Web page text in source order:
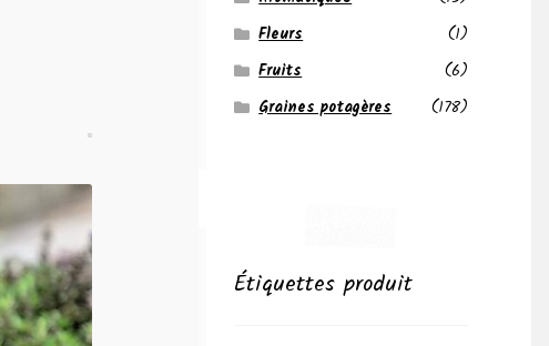
Fleurs
(1)
Fruits
(6)
Graines potagères
(178)
Étiquettes produit